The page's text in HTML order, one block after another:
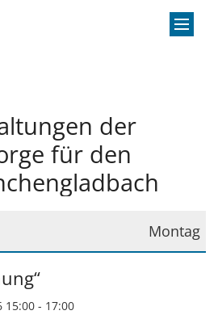
der
für den
Montag
15:00 - 17:00